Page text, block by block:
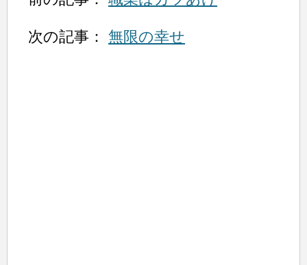
次の記事： 無限の幸せ